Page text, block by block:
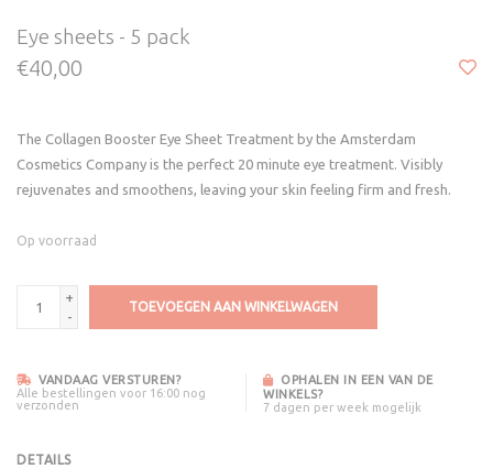
Eye sheets - 5 pack
€40,00
The Collagen Booster Eye Sheet Treatment by the Amsterdam
Cosmetics Company is the perfect 20 minute eye treatment. Visibly
rejuvenates and smoothens, leaving your skin feeling firm and fresh.
Op voorraad
+
-
TOEVOEGEN AAN WINKELWAGEN
VANDAAG VERSTUREN?
Alle bestellingen voor 16:00 nog
verzonden
OPHALEN IN EEN VAN DE
WINKELS?
7 dagen per week mogelijk
DETAILS